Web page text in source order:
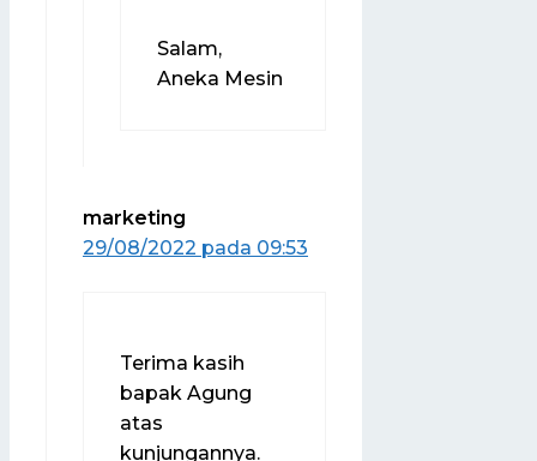
Salam,
Aneka Mesin
marketing
29/08/2022 pada 09:53
Terima kasih
bapak Agung
atas
kunjungannya.